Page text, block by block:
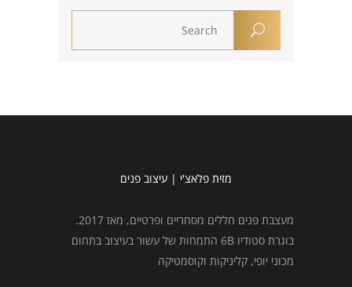
מזית פלאצ'י | עיצוב פנים
מעצבת פנים חללים מסחריים ופרטיים, מאז 2017.
בוגרת סטודיו 6B התמחות של עשור בעיצוב בתחום
מכוני יופי, קליניקות וקוסמטיקה